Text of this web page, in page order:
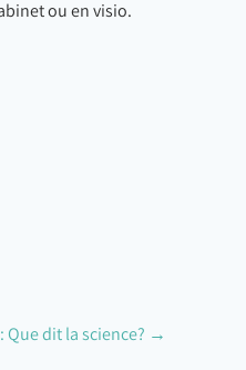
ou en visio.
dit la science? →